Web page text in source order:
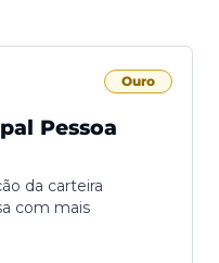
Ouro
Pessoa
da carteira
com mais